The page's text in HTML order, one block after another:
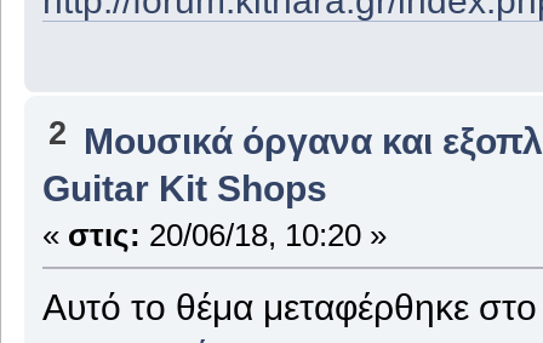
2 Μουσικά όργανα και
Guitar Kit Shops
« στις: 20/06/18, 10:20 »
Αυτό το θέμα μεταφέρθηκε